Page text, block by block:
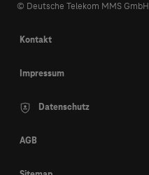
© Deutsche Telekom MMS GmbH
Kontakt
Impressum
Datenschutz
AGB